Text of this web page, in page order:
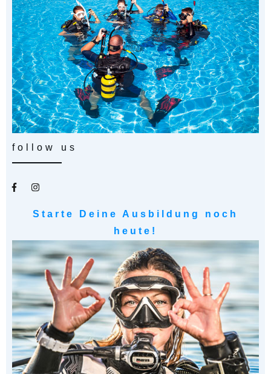
follow us
Starte Deine Ausbildung noch
heute!